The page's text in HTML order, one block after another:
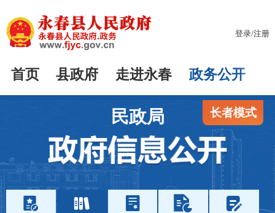
登录/注册
首页 县政府 走进永春 政务公开
长者模式
民政局